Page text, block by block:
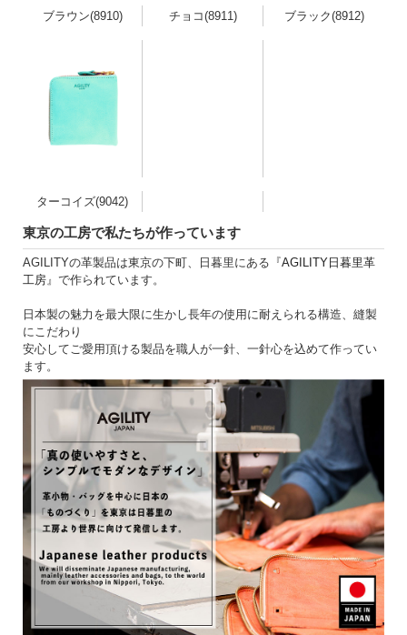
ブラウン(8910) チョコ(8911) ブラック(8912)
ターコイズ(9042)
東京の工房で私たちが作っています
AGILITYの革製品は東京の下町、日暮里にある『AGILITY日暮里革
工房』で作られています。
日本製の魅力を最大限に生かし長年の使用に耐えられる構造、縫製
にこだわり
安心してご愛用頂ける製品を職人が一針、一針心を込めて作ってい
ます。